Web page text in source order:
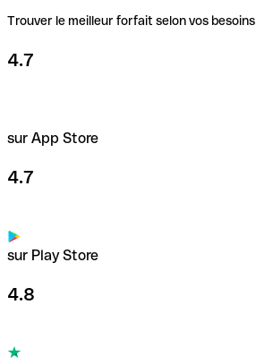
Trouver le meilleur forfait selon vos besoins
4.7
sur App Store
4.7
sur Play Store
4.8